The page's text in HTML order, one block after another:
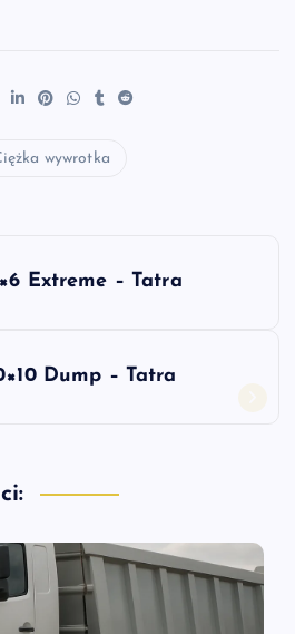
wywrotka
Extreme – Tatra
Dump – Tatra